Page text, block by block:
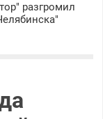
разгромил